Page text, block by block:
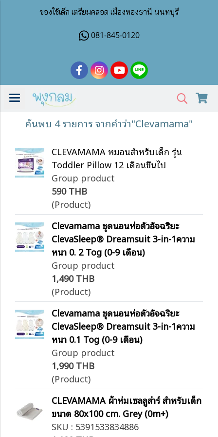
ของใช้เด็ก เตรียมคลอด เมืองทองธานี นนทบุรี
081-845-0120
ค้นพบ 4 รายการ จากคำว่า"Clevamama"
CLEVAMAMA หมอนสำหรับเด็ก รุ่น
Toddler Pillow 12 เดือนขึ้นไป
Group product
590 THB
(Product)
Clevamama ชุดนอนห่อตัวอัจฉริยะ
ClevaSleep® Dreamsuit 3-in-1ความ
หนา 0. 2 Tog (0-9 เดือน)
Group product
1,490 THB
(Product)
Clevamama ชุดนอนห่อตัวอัจฉริยะ
ClevaSleep® Dreamsuit 3-in-1ความ
หนา 0.1 Tog (0-9 เดือน)
Group product
1,990 THB
(Product)
CLEVAMAMA ผ้าห่มเซลลูล่าร์ สำหรับเด็ก
ขนาด 80x100 cm. Grey (0m+)
SKU : 5391533834886